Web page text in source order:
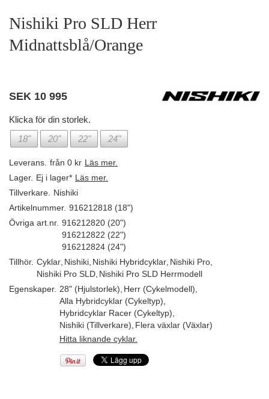
Nishiki Pro SLD Herr
Midnattsblå/Orange
SEK 10 995
Klicka för din storlek.
18"
20" 22" 24"
Leverans. från 0 kr Läs mer.
Lager. Ej i lager* Läs mer.
Tillverkare.
Nishiki
Artikelnummer. 916212818 (18")
Övriga art.nr. 916212820 (20")
916212822 (22")
916212824 (24")
Tillhör. Cyklar Nishiki Nishiki Hybridcyklar Nishiki Pro
Nishiki Pro SLD Nishiki Pro SLD Herrmodell
Egenskaper. 28" (Hjulstorlek) Herr (Cykelmodell)
Alla Hybridcyklar (Cykeltyp)
Hybridcyklar Racer (Cykeltyp)
Nishiki (Tillverkare) Flera växlar (Växlar)
Hitta liknande cyklar.